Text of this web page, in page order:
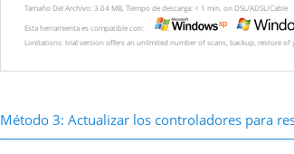
Tamaño Del Archivo: 3.04 MB, Tiempo de descarga: < 1 min. on DSL/ADSL/Cable
Esta herramienta es compatible con:
Limitations: trial version offers an unlimited number of scans, backup, restore of
Método 3: Actualizar los controladores para